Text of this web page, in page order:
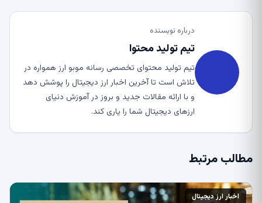
درباره نویسنده
تیم تولید محتوا
تیم تولید محتوای تخصصی رسانه موبو ارز همواره در
تلاش است تا آخرین اخبار ارز دیجیتال را پوشش دهد
و با ارائه مقالات جدید و بروز در آموزش دنیای
ارزهای دیجیتال شما را یاری کند.
مطالب مرتبط
اخبار ارز دیجیتال